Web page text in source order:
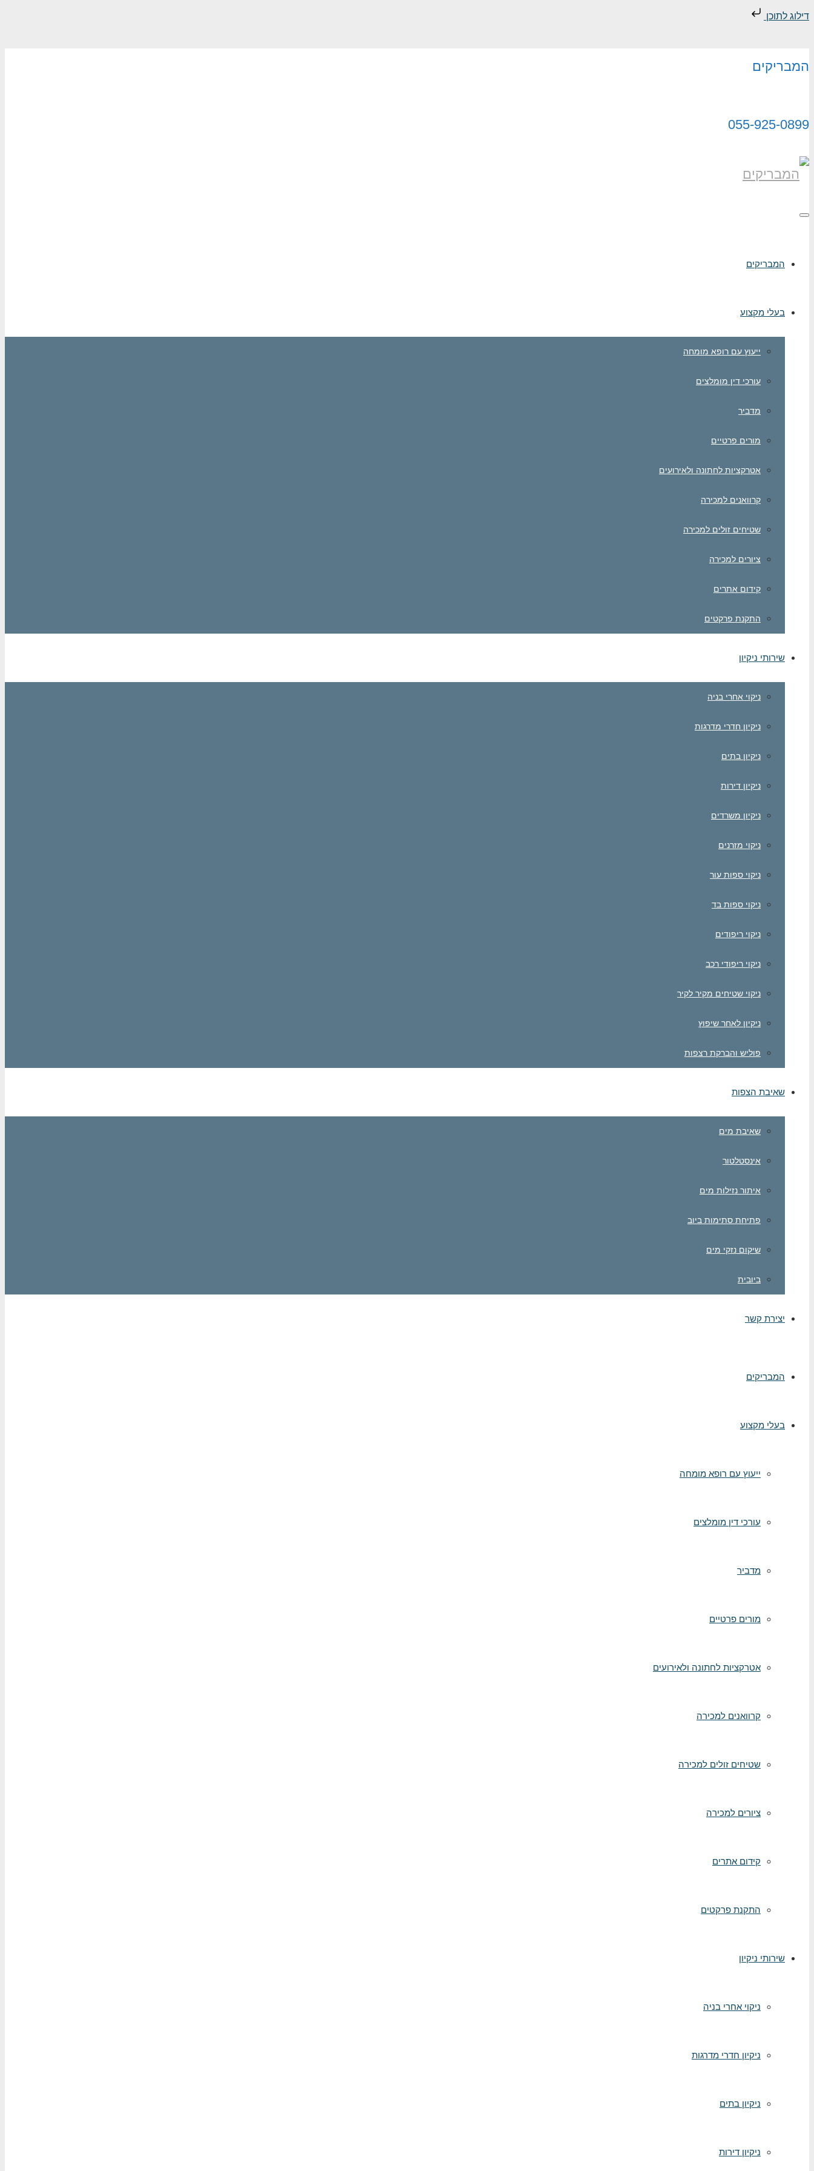
דילוג לתוכן
המבריקים
055-925-0899
תפריט
המבריקים
בעלי מקצוע
ייעוץ עם רופא מומחה
עורכי דין מומלצים
מדביר
מורים פרטיים
אטרקציות לחתונה ולאירועים
קרוואנים למכירה
שטיחים זולים למכירה
ציורים למכירה
קידום אתרים
התקנת פרקטים
שירותי ניקיון
ניקוי אחרי בניה
ניקיון חדרי מדרגות
ניקיון בתים
ניקיון דירות
ניקיון משרדים
ניקוי מזרנים
ניקוי ספות עור
ניקוי ספות בד
ניקוי ריפודים
ניקוי ריפודי רכב
ניקוי שטיחים מקיר לקיר
ניקיון לאחר שיפוץ
פוליש והברקת רצפות
שאיבת הצפות
שאיבת מים
אינסטלטור
איתור נזילות מים
פתיחת סתימות ביוב
שיקום נזקי מים
ביובית
יצירת קשר
המבריקים
בעלי מקצוע
ייעוץ עם רופא מומחה
עורכי דין מומלצים
מדביר
מורים פרטיים
אטרקציות לחתונה ולאירועים
קרוואנים למכירה
שטיחים זולים למכירה
ציורים למכירה
קידום אתרים
התקנת פרקטים
שירותי ניקיון
ניקוי אחרי בניה
ניקיון חדרי מדרגות
ניקיון בתים
ניקיון דירות